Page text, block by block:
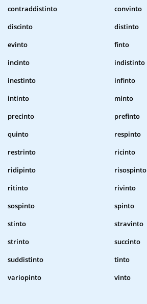
contraddistinto
convinto
discinto
distinto
evinto
finto
incinto
indistinto
inestinto
infinto
intinto
minto
precinto
prefinto
quinto
respinto
restrinto
ricinto
ridipinto
risospinto
ritinto
rivinto
sospinto
spinto
stinto
stravinto
strinto
succinto
suddistinto
tinto
variopinto
vinto